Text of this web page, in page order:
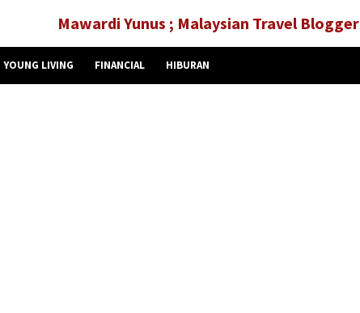
Mawardi Yunus ; Malaysian Travel Blogger
YOUNG LIVING FINANCIAL HIBURAN